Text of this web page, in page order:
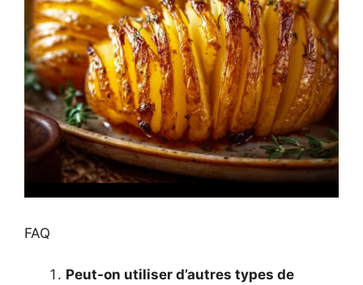
FAQ
Peut-on utiliser d’autres types de